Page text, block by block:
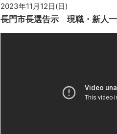
2023年11月12日(日)
長門市長選告示 現職・新人